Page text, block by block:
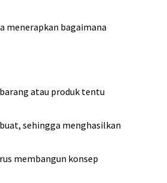
menerapkan bagaimana
atau produk tentu
sehingga menghasilkan
membangun konsep